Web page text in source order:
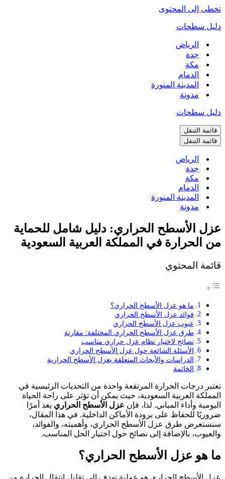
تخطى إلى المحتوى
دليل سطحات
الرياض
جدة
مكة
الدمام
المدينة المنورة
مدونة
دليل سطحات
قائمة التنقل
قائمة التنقل
الرياض
جدة
مكة
الدمام
المدينة المنورة
مدونة
عزل الأسطح الحراري: دليل شامل للحماية
من الحرارة في المملكة العربية السعودية
قائمة المحتوي
ما هو عزل الأسطح الحراري؟
فوائد عزل الأسطح الحراري
عيوب عزل الأسطح الحراري
طرق عزل الأسطح الحراري المختلفة: مقارنة
نصائح لاختيار نظام عزل حراري مناسب
الأسئلة الشائعة حول عزل الأسطح الحراري
الدراسات والأبحاث المتعلقة بعزل الأسطح الحرارية
الخاتمة
تعتبر درجات الحرارة المرتفعة واحدة من التحديات الرئيسية في
المملكة العربية السعودية، حيث يمكن أن تؤثر على راحة الحياة
اليومية وأداء المباني. لذا، فإن عزل الأسطح الحراري يعد أمرًا
ضروريًا للحفاظ على برودة الأماكن الداخلية. في هذا المقال،
سنستعرض طرق عزل الأسطح الحراري، وأهميته، والفوائد،
والعيوب، بالإضافة إلى نصائح حول اختيار الحل المناسب.
ما هو عزل الأسطح الحراري؟
عزل الأسطح الحراري هو عملية تهدف إلى تقليل انتقال الحرارة من